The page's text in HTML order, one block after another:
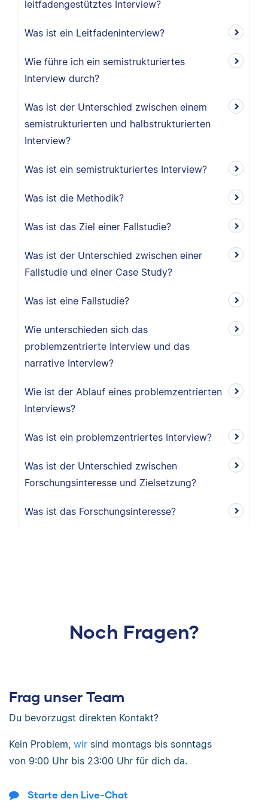
leitfadengestütztes Interview?
Was ist ein Leitfadeninterview?
Wie führe ich ein semistrukturiertes
Interview durch?
Was ist der Unterschied zwischen einem
semistrukturierten und halbstrukturierten
Interview?
Was ist ein semistrukturiertes Interview?
Was ist die Methodik?
Was ist das Ziel einer Fallstudie?
Was ist der Unterschied zwischen einer
Fallstudie und einer Case Study?
Was ist eine Fallstudie?
Wie unterschieden sich das
problemzentrierte Interview und das
narrative Interview?
Wie ist der Ablauf eines problemzentrierten
Interviews?
Was ist ein problemzentriertes Interview?
Was ist der Unterschied zwischen
Forschungsinteresse und Zielsetzung?
Was ist das Forschungsinteresse?
Noch Fragen?
Frag unser Team
Du bevorzugst direkten Kontakt?
Kein Problem, wir sind montags bis sonntags
von 9:00 Uhr bis 23:00 Uhr für dich da.
Starte den Live-Chat